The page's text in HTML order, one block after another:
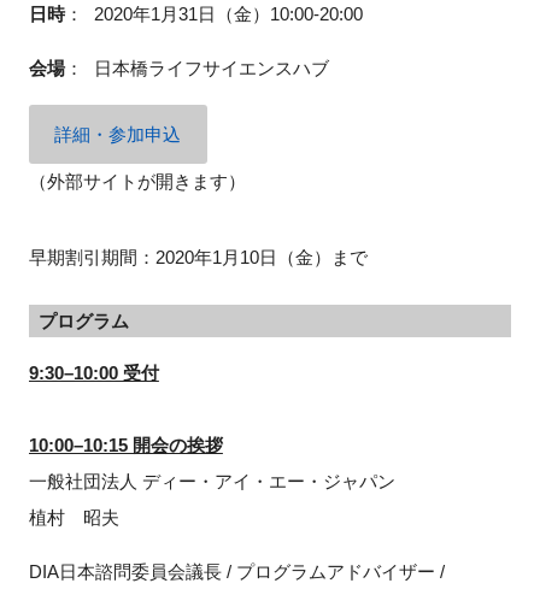
日時： 2020年1月31日（金）10:00-20:00
会場： 日本橋ライフサイエンスハブ
詳細・参加申込
（外部サイトが開きます）
早期割引期間：2020年1月10日（金）まで
プログラム
9:30–10:00 受付
10:00–10:15 開会の挨拶
一般社団法人 ディー・アイ・エー・ジャパン
植村 昭夫
DIA日本諮問委員会議長 / プログラムアドバイザー /